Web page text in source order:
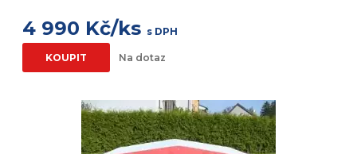
4 990 Kč/ks s DPH
KOUPIT Na dotaz